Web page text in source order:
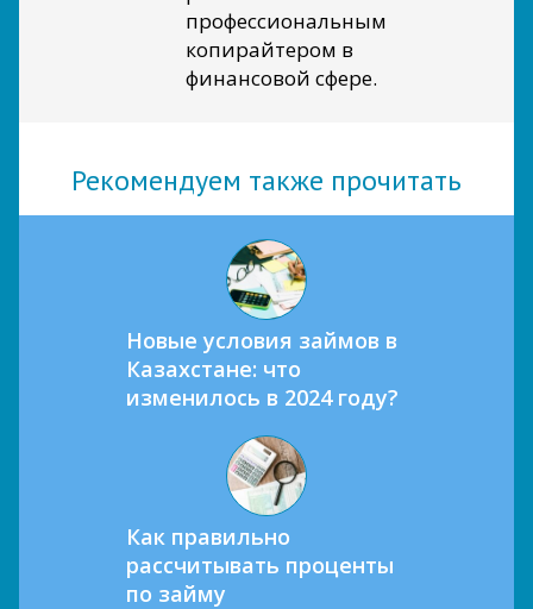
профессиональным
копирайтером в
финансовой сфере.
Рекомендуем также прочитать
Новые условия займов в
Казахстане: что
изменилось в 2024 году?
Как правильно
рассчитывать проценты
по займу